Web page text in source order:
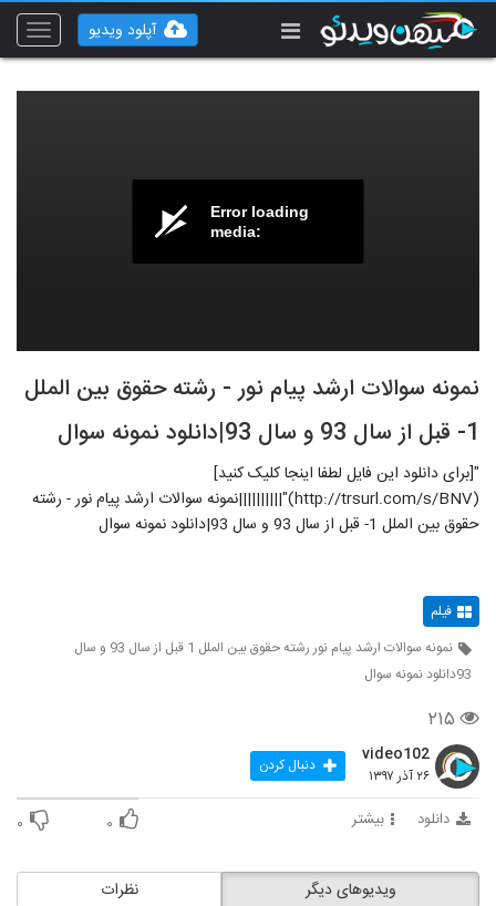
Toggle
آپلود ویدیو
Error loading
media:
نمونه سوالات ارشد پیام نور - رشته حقوق بین الملل
1- قبل از سال 93 و سال 93|دانلود نمونه سوال
"[برای دانلود این فایل لطفا اینجا کلیک کنید]
(http://trsurl.com/s/BNV)"||||||||||نمونه سوالات ارشد پیام نور - رشته
حقوق بین الملل 1- قبل از سال 93 و سال 93|دانلود نمونه سوال
فیلم
نمونه سوالات ارشد پیام نور رشته حقوق بین الملل 1 قبل از سال 93 و سال
93دانلود نمونه سوال
۲۱۵
video102
۲۶ آذر ۱۳۹۷ دنبال کردن
دانلود بیشتر ۰ ۰
نظرات ویدیوهای دیگر